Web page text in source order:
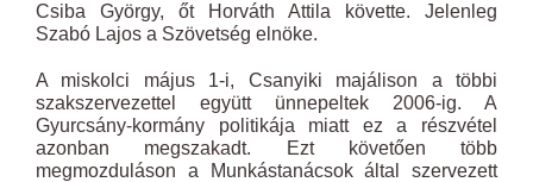
Csiba György, őt Horváth Attila követte. Jelenleg
Szabó Lajos a Szövetség elnöke.
A miskolci május 1-i, Csanyiki majálison a többi
szakszervezettel együtt ünnepeltek 2006-ig. A
Gyurcsány-kormány politikája miatt ez a részvétel
azonban megszakadt. Ezt követően több
megmozduláson a Munkástanácsok által szervezett